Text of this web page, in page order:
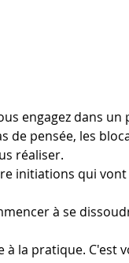
engagez dans
de pensée, les
réaliser.
initiations qui
à se
la pratique. C'est